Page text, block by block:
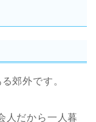
郊外です。
人だから一人暮